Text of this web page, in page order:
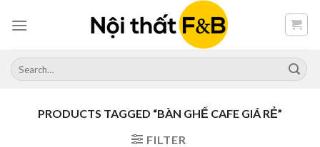
Search
for:
PRODUCTS TAGGED “BÀN GHẾ CAFE GIÁ RẺ”
FILTER